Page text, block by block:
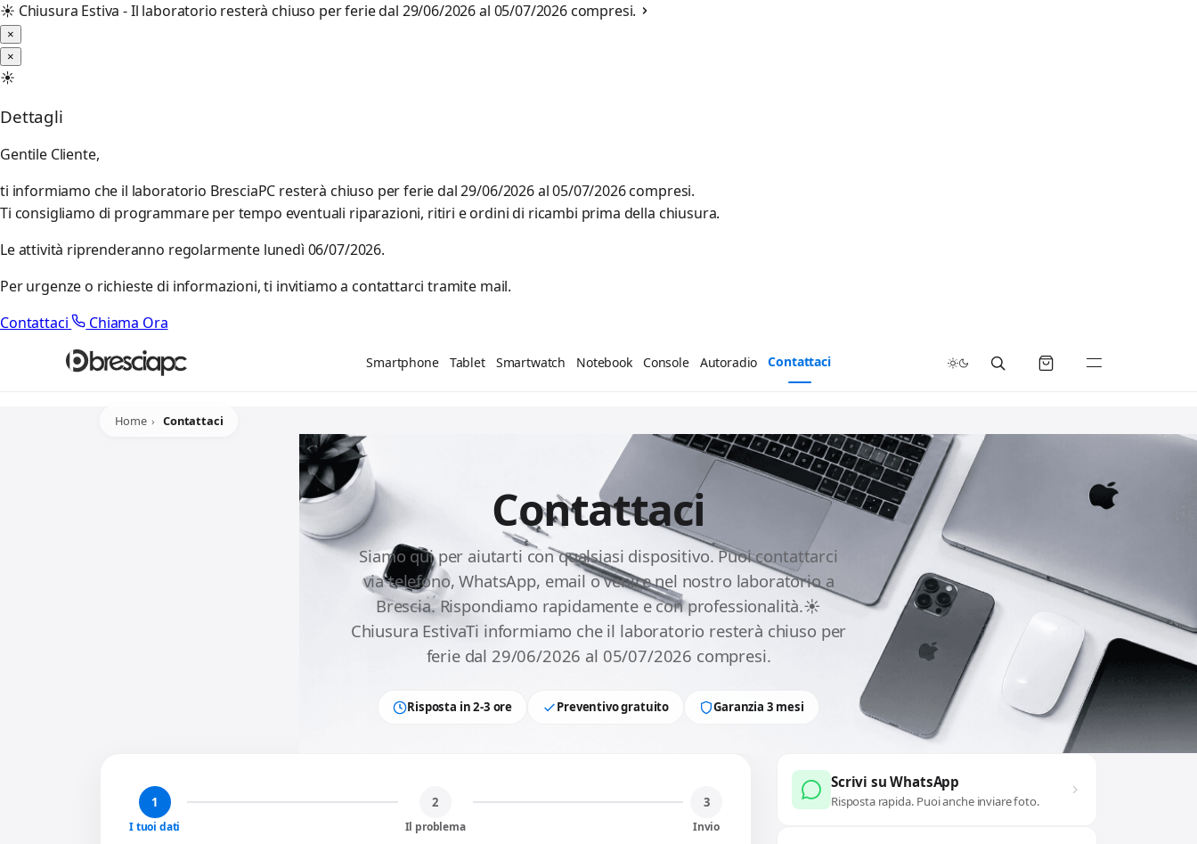
☀️ Chiusura Estiva - Il laboratorio resterà chiuso per ferie dal 29/06/2026 al 05/07/2026 compresi.
×
×
☀️
Dettagli
Gentile Cliente,
ti informiamo che il laboratorio BresciaPC resterà chiuso per ferie dal 29/06/2026 al 05/07/2026 compresi.
Ti consigliamo di programmare per tempo eventuali riparazioni, ritiri e ordini di ricambi prima della chiusura.
Le attività riprenderanno regolarmente lunedì 06/07/2026.
Per urgenze o richieste di informazioni, ti invitiamo a contattarci tramite mail.
Contattaci
Chiama Ora
Smartphone Tablet Smartwatch Notebook Console Autoradio Contattaci
Home Contattaci
Contattaci
Siamo qui per aiutarti con qualsiasi dispositivo. Puoi contattarci
via telefono, WhatsApp, email o venire nel nostro laboratorio a
Brescia. Rispondiamo rapidamente e con professionalità.☀️
Chiusura EstivaTi informiamo che il laboratorio resterà chiuso per
ferie dal 29/06/2026 al 05/07/2026 compresi.
Risposta in 2-3 ore Preventivo gratuito Garanzia 3 mesi
1
I tuoi dati
2
Il problema
3
Invio
Scrivi su WhatsApp
Risposta rapida. Puoi anche inviare foto.